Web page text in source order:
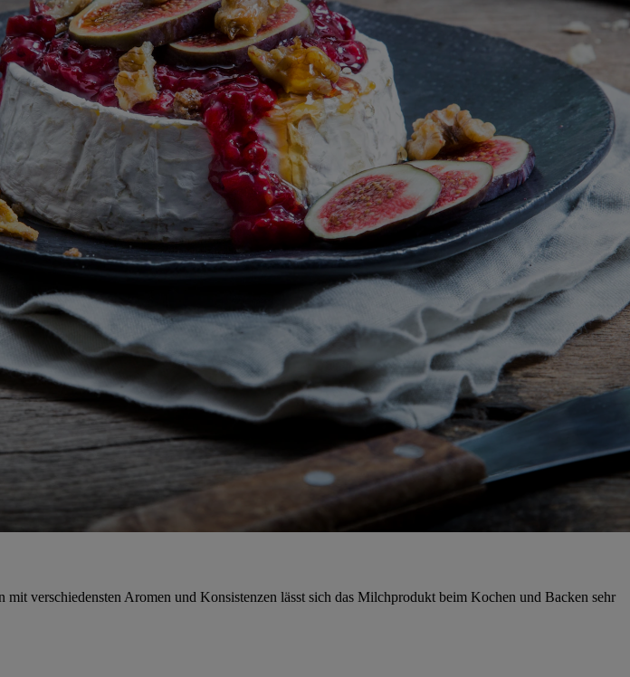
verschiedensten Aromen und Konsistenzen lässt sich das Milchprodukt beim Kochen und Backen sehr